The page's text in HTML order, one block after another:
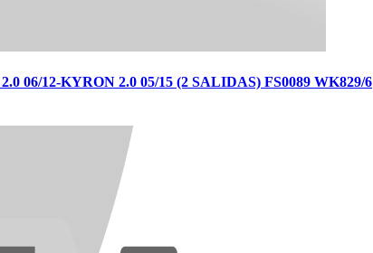
06/12-KYRON 2.0 05/15 (2 SALIDAS) FS0089 WK829/6